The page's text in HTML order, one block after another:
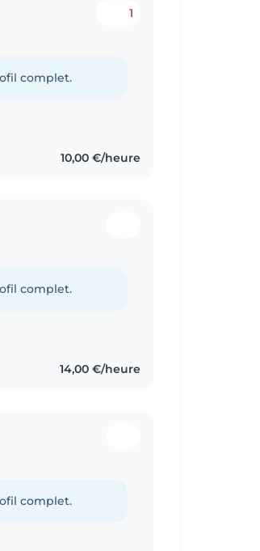
1
complet.
10,00 €/heure
complet.
14,00 €/heure
complet.